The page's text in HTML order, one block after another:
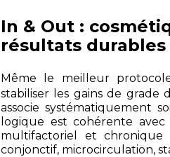
In & Out :
résultats durables
Même le meilleur
stabiliser les gains de grade
associe systématiquement
logique est cohérente
multifactoriel et
conjonctif, microcirculation,